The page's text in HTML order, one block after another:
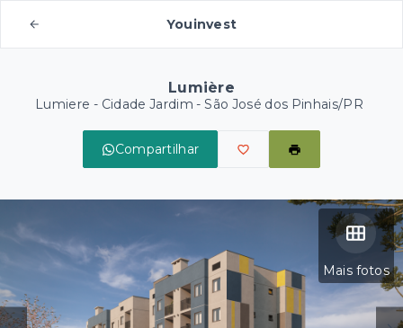
Youinvest
Lumière
Lumiere - Cidade Jardim - São José dos Pinhais/PR
Compartilhar
Mais fotos